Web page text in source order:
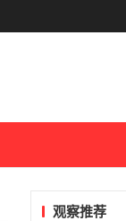
观察推荐